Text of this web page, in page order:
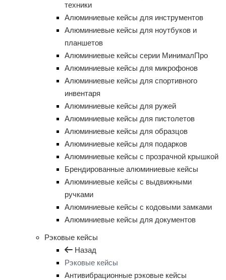
техники
Алюминиевые кейсы для инструментов
Алюминиевые кейсы для ноутбуков и
планшетов
Алюминиевые кейсы серии МинималПро
Алюминиевые кейсы для микрофонов
Алюминиевые кейсы для спортивного
инвентаря
Алюминиевые кейсы для ружей
Алюминиевые кейсы для пистолетов
Алюминиевые кейсы для образцов
Алюминиевые кейсы для подарков
Алюминиевые кейсы с прозрачной крышкой
Брендированные алюминиевые кейсы
Алюминиевые кейсы с выдвижными
ручками
Алюминиевые кейсы с кодовыми замками
Алюминиевые кейсы для документов
Рэковые кейсы
Назад
Рэковые кейсы
Антивибрационные рэковые кейсы